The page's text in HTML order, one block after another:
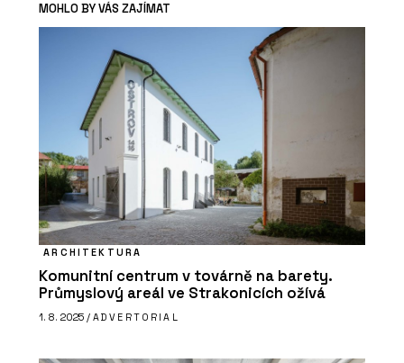
MOHLO BY VÁS ZAJÍMAT
ARCHITEKTURA
Komunitní centrum v továrně na barety.
Průmyslový areál ve Strakonicích ožívá
1. 8. 2025 / ADVERTORIAL